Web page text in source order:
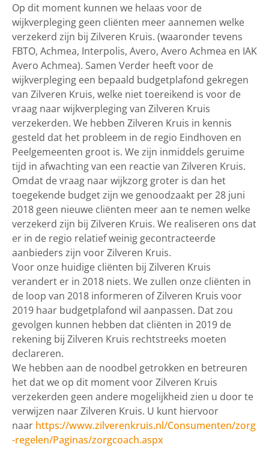
Op dit moment kunnen we helaas voor de
wijkverpleging geen cliënten meer aannemen welke
verzekerd zijn bij Zilveren Kruis. (waaronder tevens
FBTO, Achmea, Interpolis, Avero, Avero Achmea en IAK
Avero Achmea). Samen Verder heeft voor de
wijkverpleging een bepaald budgetplafond gekregen
van Zilveren Kruis, welke niet toereikend is voor de
vraag naar wijkverpleging van Zilveren Kruis
verzekerden. We hebben Zilveren Kruis in kennis
gesteld dat het probleem in de regio Eindhoven en
Peelgemeenten groot is. We zijn inmiddels geruime
tijd in afwachting van een reactie van Zilveren Kruis.
Omdat de vraag naar wijkzorg groter is dan het
toegekende budget zijn we genoodzaakt per 28 juni
2018 geen nieuwe cliënten meer aan te nemen welke
verzekerd zijn bij Zilveren Kruis. We realiseren ons dat
er in de regio relatief weinig gecontracteerde
aanbieders zijn voor Zilveren Kruis.
Voor onze huidige cliënten bij Zilveren Kruis
verandert er in 2018 niets. We zullen onze cliënten in
de loop van 2018 informeren of Zilveren Kruis voor
2019 haar budgetplafond wil aanpassen. Dat zou
gevolgen kunnen hebben dat cliënten in 2019 de
rekening bij Zilveren Kruis rechtstreeks moeten
declareren.
We hebben aan de noodbel getrokken en betreuren
het dat we op dit moment voor Zilveren Kruis
verzekerden geen andere mogelijkheid zien u door te
verwijzen naar Zilveren Kruis. U kunt hiervoor
naar https://www.zilverenkruis.nl/Consumenten/zorg
-regelen/Paginas/zorgcoach.aspx